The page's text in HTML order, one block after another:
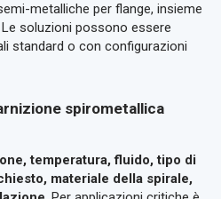
metalliche per flange, insieme
Le soluzioni possono essere
standard o con configurazioni
spirometallica
temperatura, fluido, tipo di
materiale della spirale,